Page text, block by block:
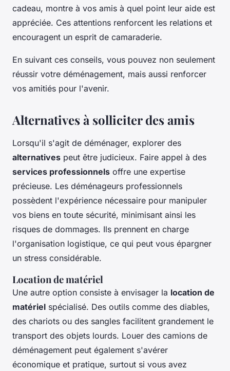
cadeau, montre à vos amis à quel point leur aide est
appréciée. Ces attentions renforcent les relations et
encouragent un esprit de camaraderie.
En suivant ces conseils, vous pouvez non seulement
réussir votre déménagement, mais aussi renforcer
vos amitiés pour l'avenir.
Alternatives à solliciter des amis
Lorsqu'il s'agit de déménager, explorer des
alternatives peut être judicieux. Faire appel à des
services professionnels offre une expertise
précieuse. Les déménageurs professionnels
possèdent l'expérience nécessaire pour manipuler
vos biens en toute sécurité, minimisant ainsi les
risques de dommages. Ils prennent en charge
l'organisation logistique, ce qui peut vous épargner
un stress considérable.
Location de matériel
Une autre option consiste à envisager la location de
matériel spécialisé. Des outils comme des diables,
des chariots ou des sangles facilitent grandement le
transport des objets lourds. Louer des camions de
déménagement peut également s'avérer
économique et pratique, surtout si vous avez